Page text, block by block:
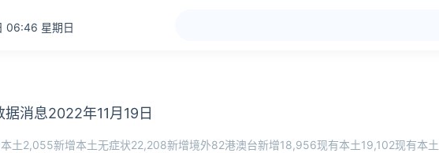
06:46 星期日
消息2022年11月19日
土2,055新增本土无症状22,208新增境外82港澳台新增18,956现有本土19,102现有本土